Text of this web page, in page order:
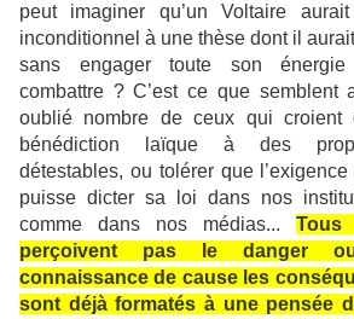
peut imaginer qu’un Voltaire
inconditionnel à une thèse dont il
sans engager toute son
combattre ? C’est ce que semblent
oublié nombre de ceux qui croient
bénédiction laïque à des
détestables, ou tolérer que l’exigence
puisse dicter sa loi dans nos
comme dans nos médias...
perçoivent pas le danger
connaissance de cause les
sont déjà formatés à une pensée